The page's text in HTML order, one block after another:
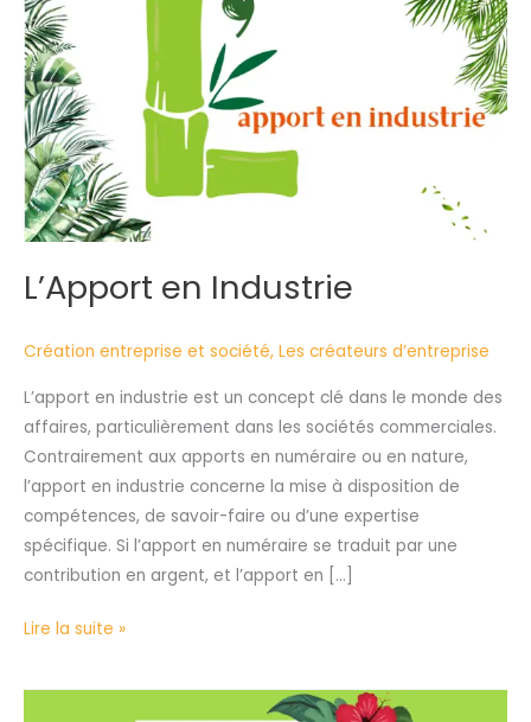
L’Apport en Industrie
Création entreprise et société, Les créateurs d’entreprise
L’apport en industrie est un concept clé dans le monde des
affaires, particulièrement dans les sociétés commerciales.
Contrairement aux apports en numéraire ou en nature,
l’apport en industrie concerne la mise à disposition de
compétences, de savoir-faire ou d’une expertise
spécifique. Si l’apport en numéraire se traduit par une
contribution en argent, et l’apport en […]
Lire la suite »